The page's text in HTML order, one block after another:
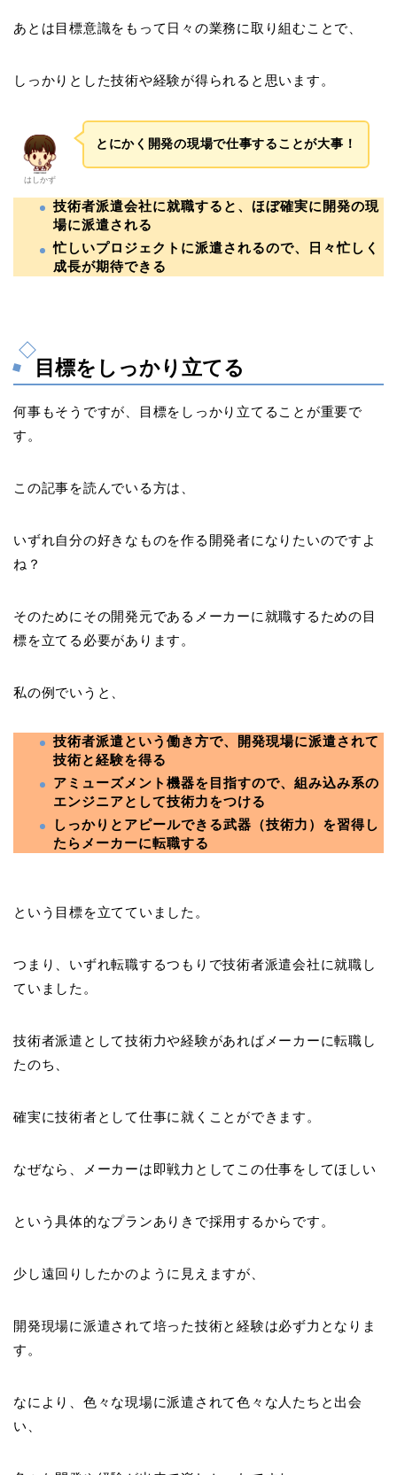
あとは目標意識をもって日々の業務に取り組むことで、
しっかりとした技術や経験が得られると思います。
はしかず
とにかく開発の現場で仕事することが大事！
技術者派遣会社に就職すると、ほぼ確実に開発の現
場に派遣される
忙しいプロジェクトに派遣されるので、日々忙しく
成長が期待できる
目標をしっかり立てる
何事もそうですが、目標をしっかり立てることが重要で
す。
この記事を読んでいる方は、
いずれ自分の好きなものを作る開発者になりたいのですよ
ね？
そのためにその開発元であるメーカーに就職するための目
標を立てる必要があります。
私の例でいうと、
技術者派遣という働き方で、開発現場に派遣されて
技術と経験を得る
アミューズメント機器を目指すので、組み込み系の
エンジニアとして技術力をつける
しっかりとアピールできる武器（技術力）を習得し
たらメーカーに転職する
という目標を立てていました。
つまり、いずれ転職するつもりで技術者派遣会社に就職し
ていました。
技術者派遣として技術力や経験があればメーカーに転職し
たのち、
確実に技術者として仕事に就くことができます。
なぜなら、メーカーは即戦力としてこの仕事をしてほしい
という具体的なプランありきで採用するからです。
少し遠回りしたかのように見えますが、
開発現場に派遣されて培った技術と経験は必ず力となりま
す。
なにより、色々な現場に派遣されて色々な人たちと出会
い、